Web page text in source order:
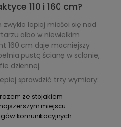
110 i 160 cm?
zwykle lepiej mieści się nad
albo w niewielkim
160 cm daje mocniejszy
pustą ścianę w salonie,
dziennej.
sprawdzić trzy wymiary:
ze stojakiem
miejscu
komunikacyjnych